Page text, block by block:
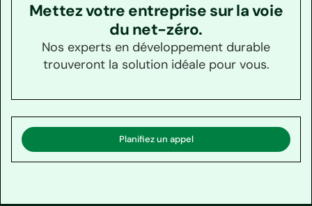
Mettez votre entreprise sur la voie
du net-zéro.
Nos experts en développement durable
trouveront la solution idéale pour vous.
Planifiez un appel